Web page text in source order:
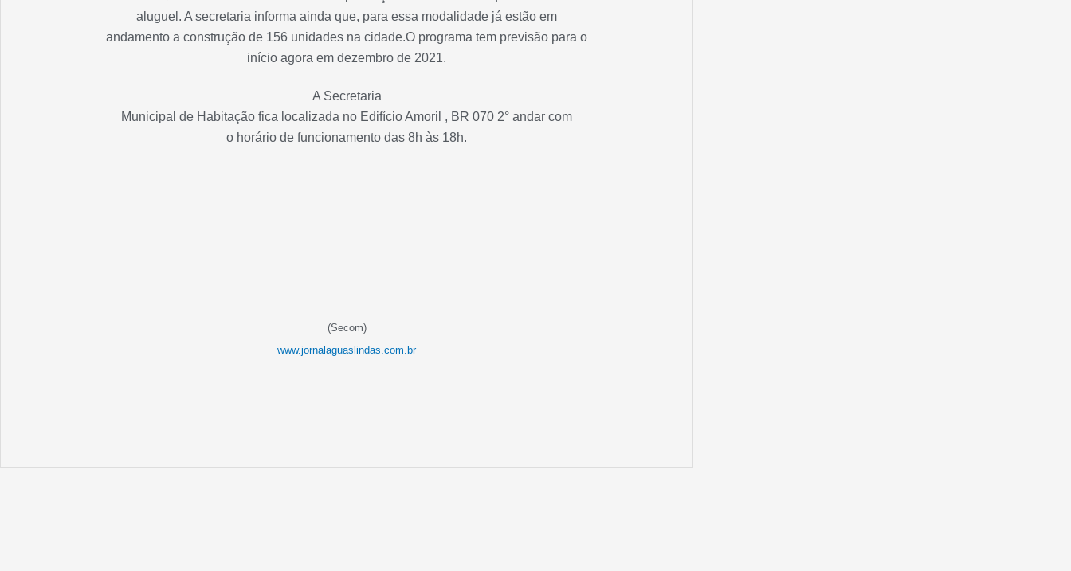
aluguel. A secretaria informa ainda que, para essa modalidade já estão em
andamento a construção de 156 unidades na cidade.O programa tem previsão para o
início agora em dezembro de 2021.
A Secretaria
Municipal de Habitação fica localizada no Edifício Amoril , BR 070 2° andar com
o horário de funcionamento das 8h às 18h.
(Secom)
www.jornalaguaslindas.com.br